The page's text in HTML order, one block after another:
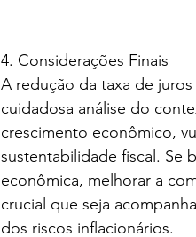
4. Considerações Finais
A redução da taxa de
cuidadosa análise do
crescimento econômico,
sustentabilidade fiscal. Se
econômica, melhorar a
crucial que seja
dos riscos inflacionários.